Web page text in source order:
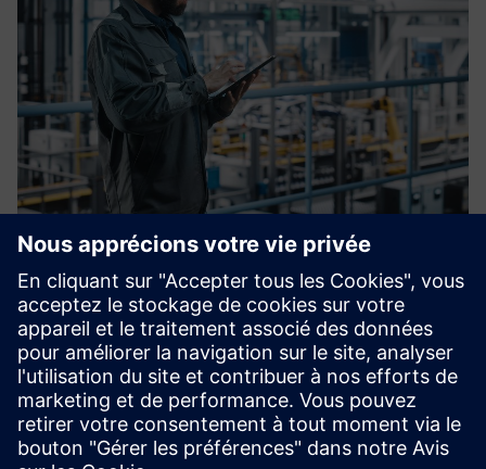
OT Blueprint
Des déploiements plus rapides, une sécurité constante,
moins de surprises lors de la mise en service. OT Blueprint
est la norme de conception conjointe Siemens/Entitretec
pour les lignes de production nouvelles et en expansion,
co...
En savoir plus